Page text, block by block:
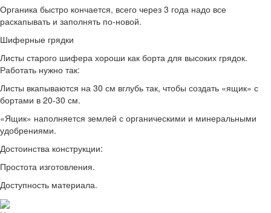
Органика быстро кончается, всего через 3 года надо все
раскапывать и заполнять по-новой.
Шиферные грядки
Листы старого шифера хороши как борта для высоких грядок.
Работать нужно так:
Листы вкапываются на 30 см вглубь так, чтобы создать «ящик» с
бортами в 20-30 см.
«Ящик» наполняется землей с органическими и минеральными
удобрениями.
Достоинства конструкции:
Простота изготовления.
Доступность материала.